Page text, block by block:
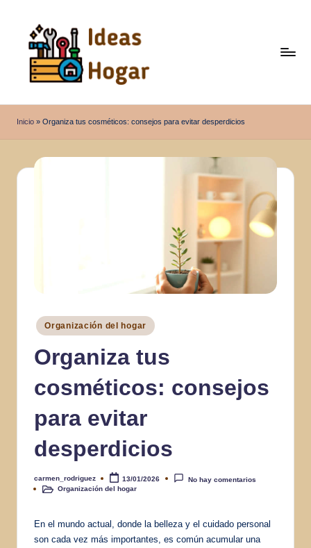
contenido
d
e
a
Inicio » Organiza tus cosméticos: consejos para evitar desperdicios
Publicado
en
Organización del hogar
Organiza tus
cosméticos: consejos
para evitar
desperdicios
Publicado
por
carmen_rodriguez 13/01/2026
No hay comentarios
PublicadoOrganización del hogar
En el mundo actual, donde la belleza y el cuidado personal
son cada vez más importantes, es común acumular una